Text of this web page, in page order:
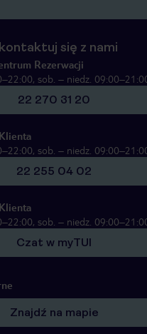
się z nami
Rezerwacji
sob. – niedz.
22 270 31 20
sob. – niedz.
22 255 04 02
sob. – niedz.
Czat w myTUI
Znajdź na mapie